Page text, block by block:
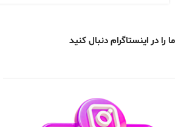
ما را در اینستاگرام دنبال کنید